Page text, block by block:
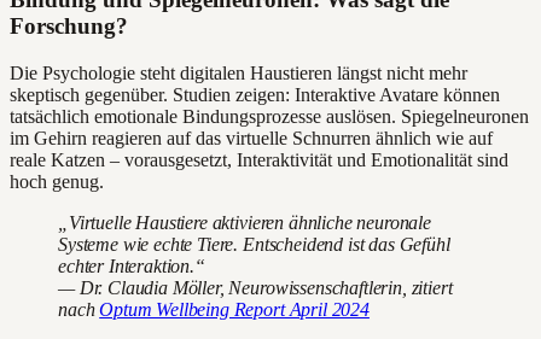
Forschung?
Die Psychologie steht digitalen Haustieren längst nicht mehr
skeptisch gegenüber. Studien zeigen: Interaktive Avatare können
tatsächlich emotionale Bindungsprozesse auslösen. Spiegelneuronen
im Gehirn reagieren auf das virtuelle Schnurren ähnlich wie auf
reale Katzen – vorausgesetzt, Interaktivität und Emotionalität sind
hoch genug.
„Virtuelle Haustiere aktivieren ähnliche neuronale
Systeme wie echte Tiere. Entscheidend ist das Gefühl
echter Interaktion.“
— Dr. Claudia Möller, Neurowissenschaftlerin, zitiert
nachOptum Wellbeing Report April 2024